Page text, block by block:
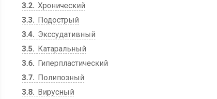
3.2 Хронический
3.3
Подострый
3.4
Экссудативный
3.5
Катаральный
3.6
Гиперпластический
3.7
Полипозный
3.8
Вирусный